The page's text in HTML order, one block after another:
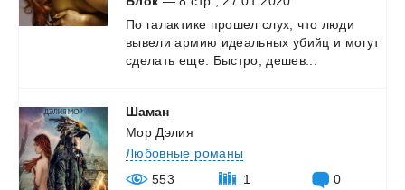
По галактике прошел слух, что люди
вывели армию идеальных убийц и могут
сделать еще. Быстро, дешев...
Шаман
Мор Дэлия
Любовные романы
553
1
0